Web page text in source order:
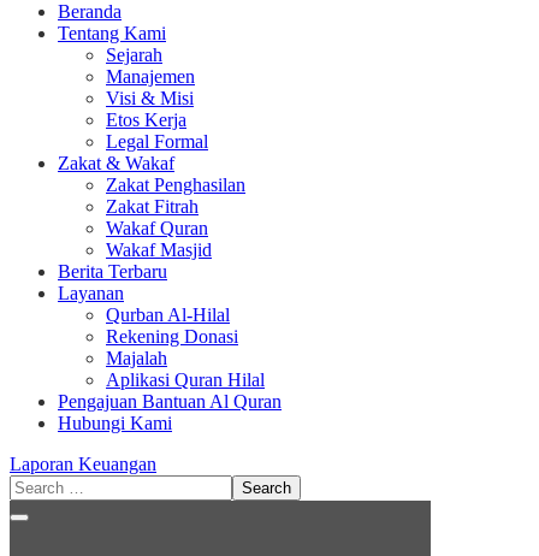
Beranda
Tentang Kami
Sejarah
Manajemen
Visi & Misi
Etos Kerja
Legal Formal
Zakat & Wakaf
Zakat Penghasilan
Zakat Fitrah
Wakaf Quran
Wakaf Masjid
Berita Terbaru
Layanan
Qurban Al-Hilal
Rekening Donasi
Majalah
Aplikasi Quran Hilal
Pengajuan Bantuan Al Quran
Hubungi Kami
Laporan Keuangan